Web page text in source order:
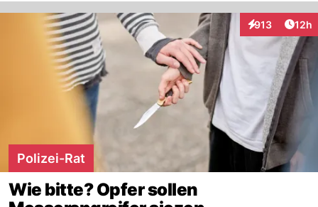
913
Interaktionen
12h
Polizei-Rat
Wie bitte? Opfer sollen